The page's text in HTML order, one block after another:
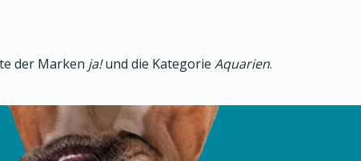
der Marken ja!und die Kategorie Aquarien.